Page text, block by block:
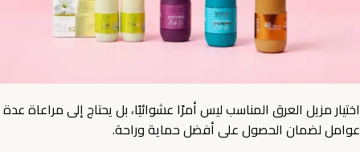
اختيار مزيل العرق المناسب ليس أمرًا عشوائيًا، بل يحتاج إلى مراعاة عدة
عوامل لضمان الحصول على أفضل حماية وراحة.